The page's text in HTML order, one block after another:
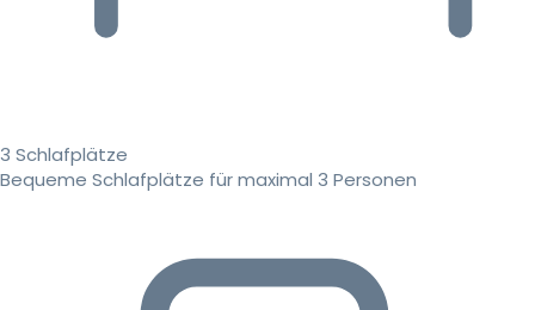
3 Schlafplätze
Bequeme Schlafplätze für maximal 3 Personen